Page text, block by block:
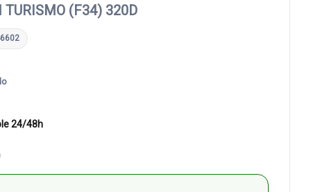
TURISMO (F34) 320D
24/48h